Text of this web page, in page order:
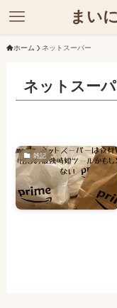
まい
ホーム ネットスーパー
ネットスー
雑記